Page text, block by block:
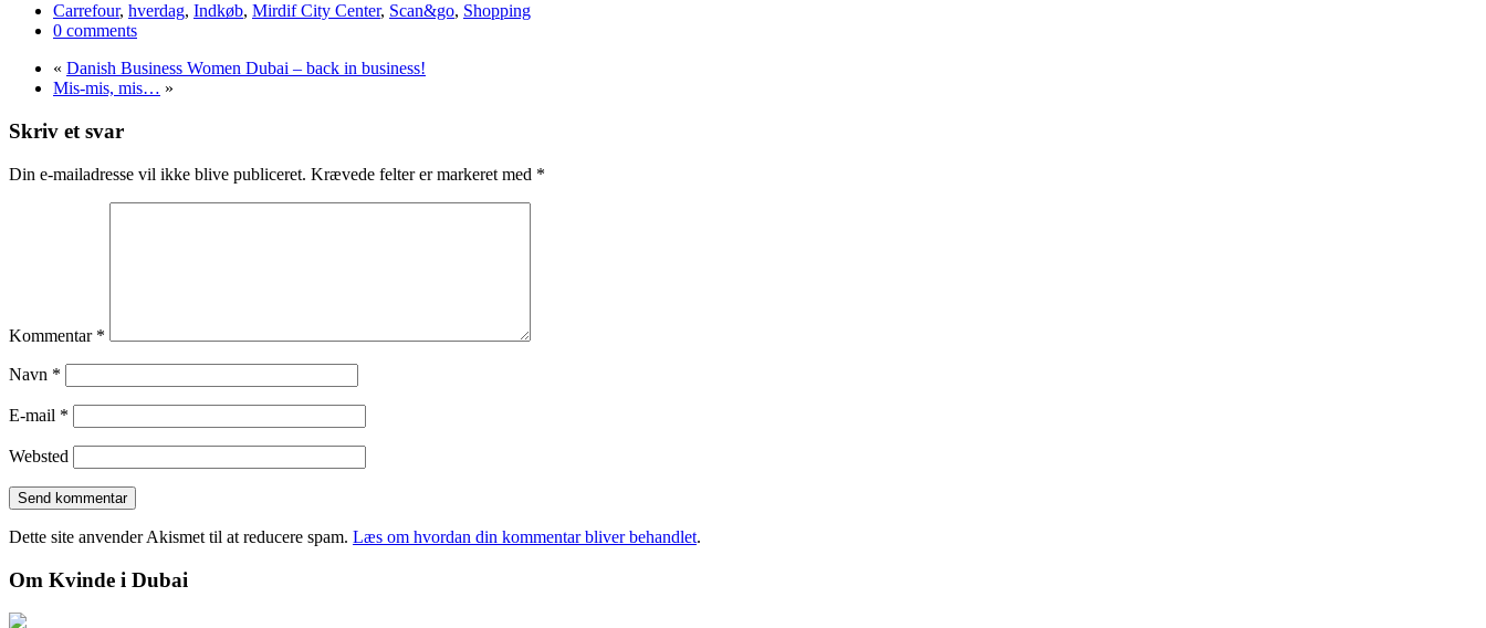
Carrefour, hverdag, Indkøb, Mirdif City Center, Scan&go, Shopping
0 comments
« Danish Business Women Dubai – back in business!
Mis-mis, mis… »
Skriv et svar
Din e-mailadresse vil ikke blive publiceret. Krævede felter er markeret med *
Kommentar *
Navn *
E-mail *
Websted
Dette site anvender Akismet til at reducere spam. Læs om hvordan din kommentar bliver behandlet.
Om Kvinde i Dubai